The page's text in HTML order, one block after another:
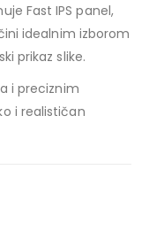
Fast IPS panel,
idealnim izborom
prikaz slike.
i preciznim
i realističan